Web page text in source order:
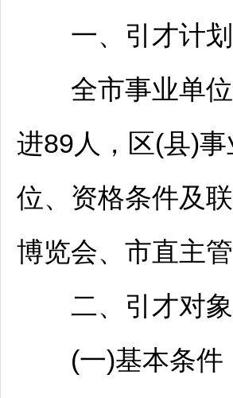
一、引才计划
全市事业单位
进89人，区(县)事
位、资格条件及
博览会、市直主
二、引才对象
(一)基本条件